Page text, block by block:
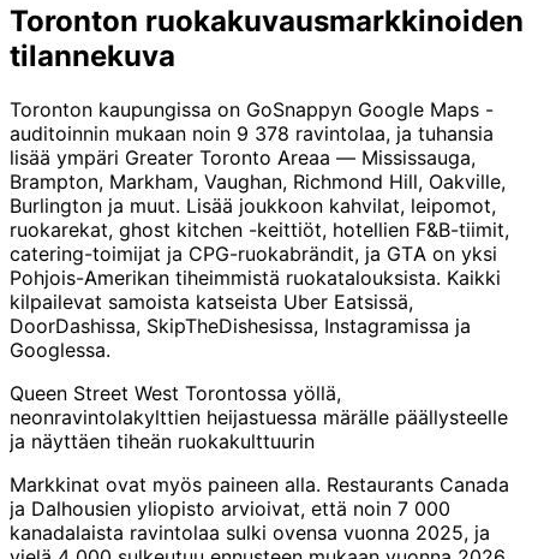
Toronton ruokakuvausmarkkinoiden
tilannekuva
Toronton kaupungissa on GoSnappyn Google Maps -
auditoinnin mukaan noin 9 378 ravintolaa, ja tuhansia
lisää ympäri Greater Toronto Areaa — Mississauga,
Brampton, Markham, Vaughan, Richmond Hill, Oakville,
Burlington ja muut. Lisää joukkoon kahvilat, leipomot,
ruokarekat, ghost kitchen -keittiöt, hotellien F&B-tiimit,
catering-toimijat ja CPG-ruokabrändit, ja GTA on yksi
Pohjois-Amerikan tiheimmistä ruokatalouksista. Kaikki
kilpailevat samoista katseista Uber Eatsissä,
DoorDashissa, SkipTheDishesissa, Instagramissa ja
Googlessa.
Queen Street West Torontossa yöllä,
neonravintolakylttien heijastuessa märälle päällysteelle
ja näyttäen tiheän ruokakulttuurin
Markkinat ovat myös paineen alla. Restaurants Canada
ja Dalhousien yliopisto arvioivat, että noin 7 000
kanadalaista ravintolaa sulki ovensa vuonna 2025, ja